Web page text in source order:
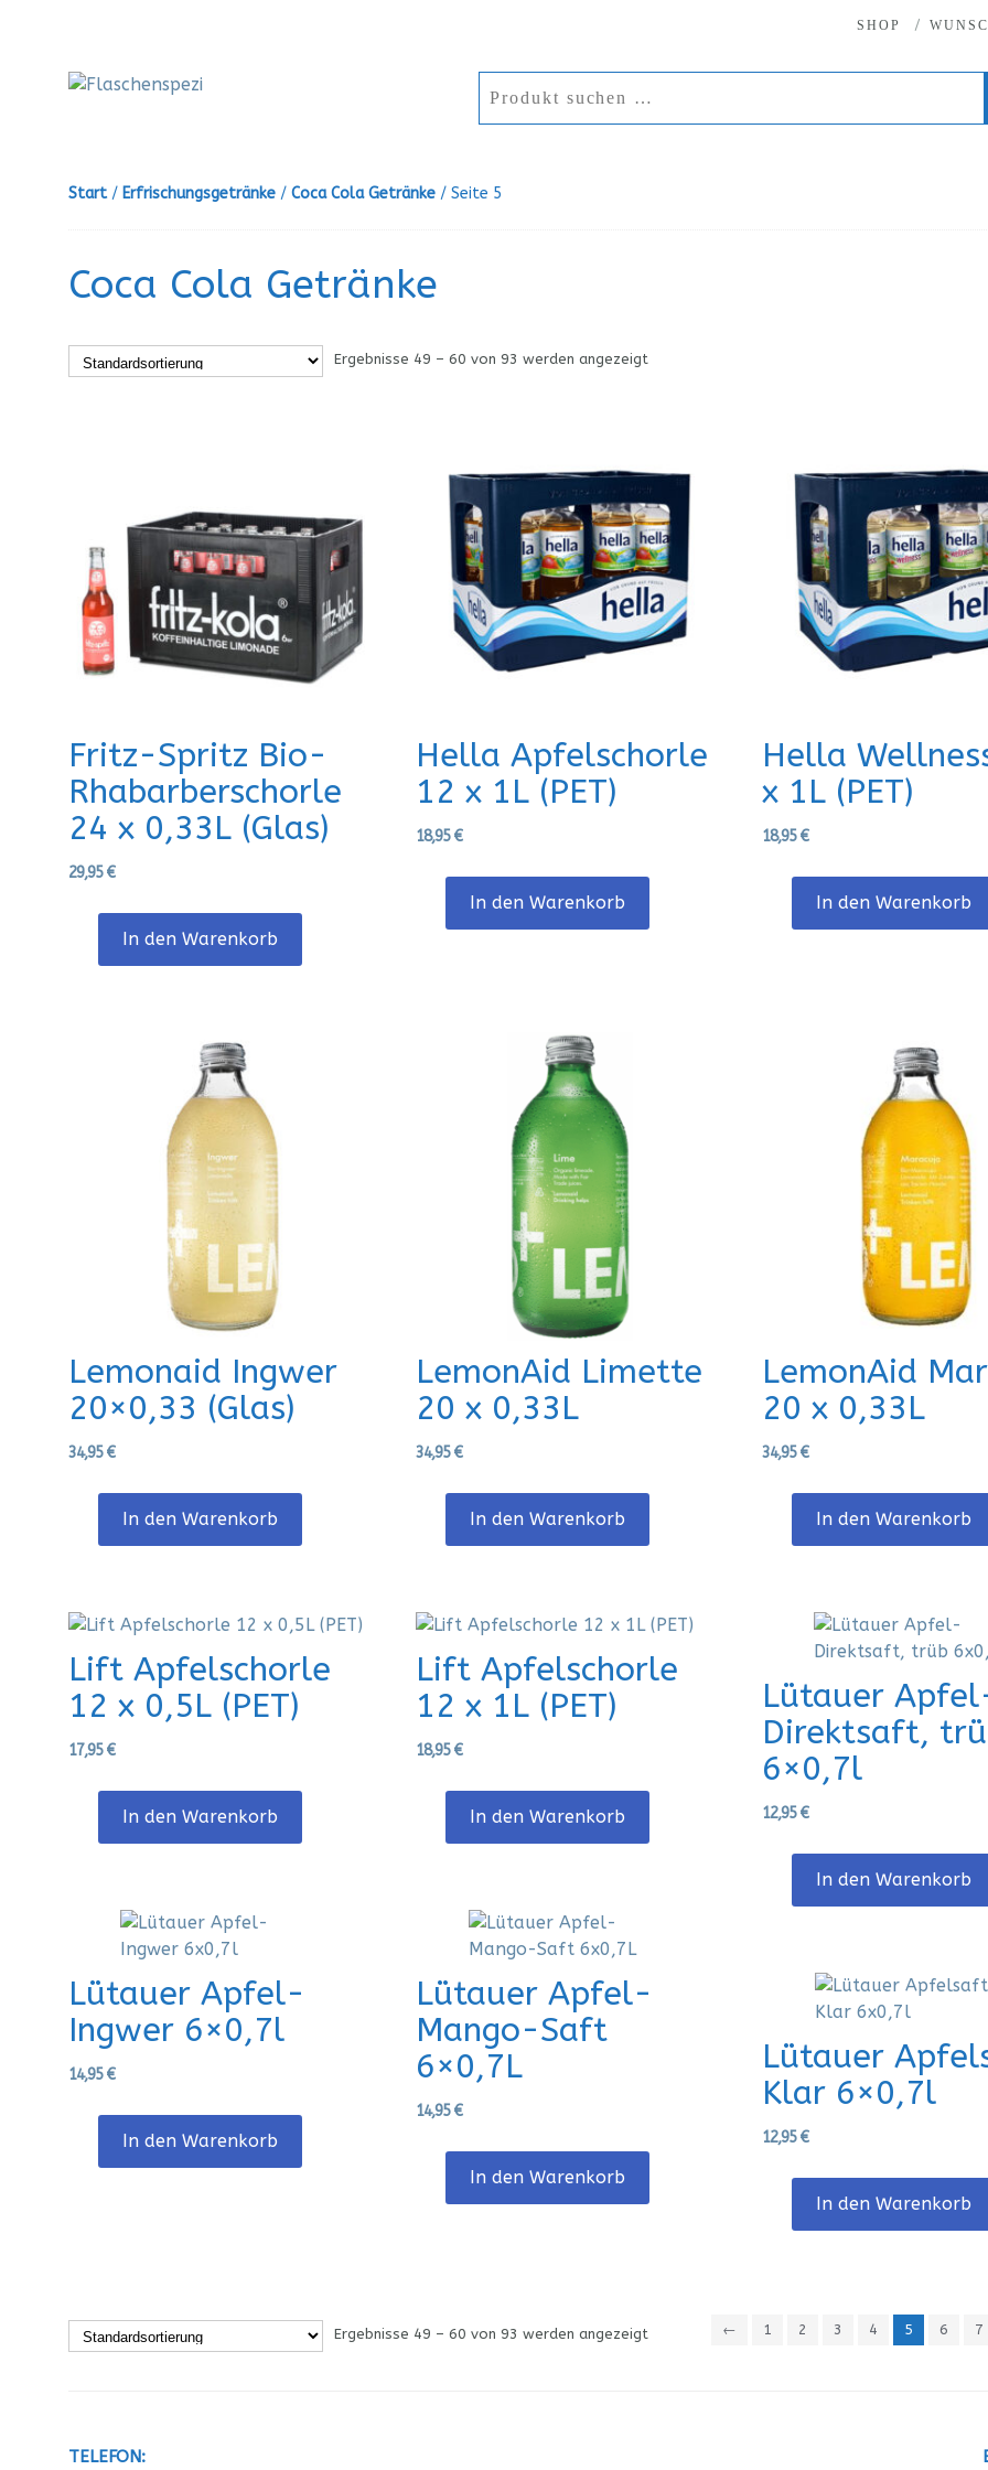
SHOP
Start/ Erfrischungsgetränke / Coca Cola Getränke / Seite 5
Coca Cola Getränke
Ergebnisse 49 – 60 von 93 werden angezeigt
Fritz-Spritz Bio-
Rhabarberschorle
24 x 0,33L (Glas)
29,95€
In den Warenkorb
Hella Apfelschorle
12 x 1L (PET)
18,95€
In den Warenkorb
Hella
x 1L (PET)
18,95€
In den Warenkorb
Lemonaid Ingwer
20×0,33 (Glas)
34,95€
In den Warenkorb
LemonAid Limette
20 x 0,33L
34,95€
In den Warenkorb
LemonAid
20 x 0,33L
34,95€
In den Warenkorb
Lift Apfelschorle
12 x 0,5L (PET)
17,95€
In den Warenkorb
Lift Apfelschorle
12 x 1L (PET)
18,95€
In den Warenkorb
Lütauer
Direktsaft,
6×0,7l
12,95€
In den Warenkorb
Lütauer Apfel-
Ingwer 6×0,7l
14,95€
In den Warenkorb
Lütauer Apfel-
Mango-Saft
6×0,7L
14,95€
In den Warenkorb
Lütauer
Klar 6×0,7l
12,95€
In den Warenkorb
Ergebnisse 49 – 60 von 93 werden angezeigt ← 1 2 3 4 5 6 7
TELEFON: